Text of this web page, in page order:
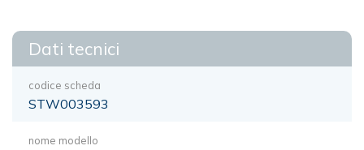
Dati tecnici
codice scheda
STW003593
nome modello